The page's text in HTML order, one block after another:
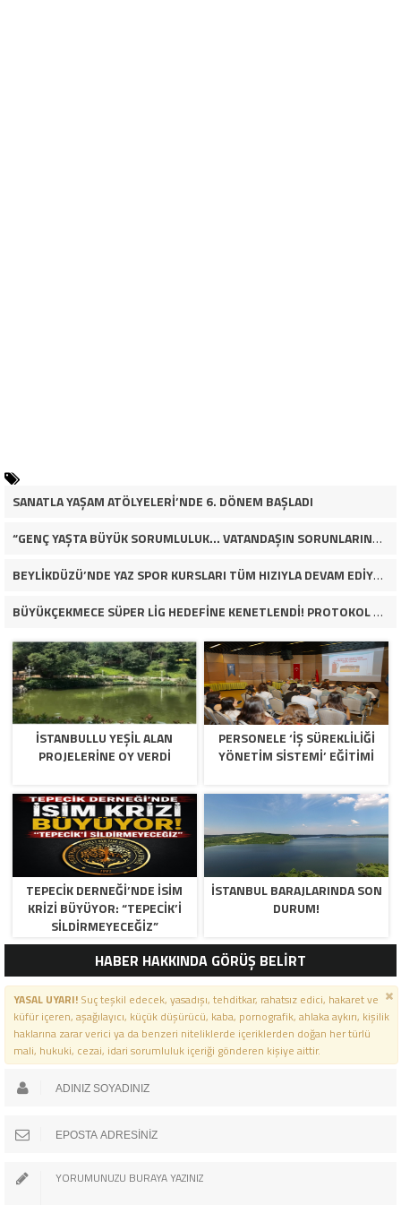
SANATLA YAŞAM ATÖLYELERİ’NDE 6. DÖNEM BAŞLADI
“GENÇ YAŞTA BÜYÜK SORUMLULUK… VATANDAŞIN SORUNLARINA ÇÖZÜM ARIYOR!”
BEYLİKDÜZÜ’NDE YAZ SPOR KURSLARI TÜM HIZIYLA DEVAM EDİYOR
BÜYÜKÇEKMECE SÜPER LİG HEDEFİNE KENETLENDİ! PROTOKOL VE İŞ DÜNYASINDAN BASKETBOL TAKIMINA TAM DESTEK…
İSTANBULLU YEŞİL ALAN
PROJELERİNE OY VERDİ
PERSONELE ‘İŞ SÜREKLİLİĞİ
YÖNETİM SİSTEMİ’ EĞİTİMİ
TEPECİK DERNEĞİ’NDE İSİM
KRİZİ BÜYÜYOR: “TEPECİK’İ
SİLDİRMEYECEĞİZ”
İSTANBUL BARAJLARINDA SON
DURUM!
HABER HAKKINDA GÖRÜŞ BELİRT
YASAL UYARI!Suç teşkil edecek, yasadışı, tehditkar, rahatsız edici, hakaret ve
küfür içeren, aşağılayıcı, küçük düşürücü, kaba, pornografik, ahlaka aykırı, kişilik
haklarına zarar verici ya da benzeri niteliklerde içeriklerden doğan her türlü
mali, hukuki, cezai, idari sorumluluk içeriği gönderen kişiye aittir.